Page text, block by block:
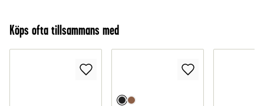
Köps ofta tillsammans med